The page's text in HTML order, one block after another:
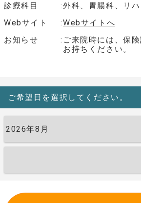
診療科目
外科、胃腸科、リ
Webサイト
Webサイトへ
お知らせ
ご来院時には、保
お持ちください。
ご希望日を選択してください。